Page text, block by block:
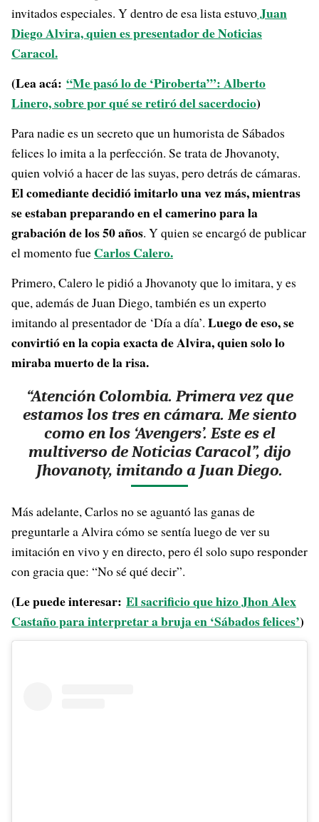
invitados especiales. Y dentro de esa lista estuvoJuan
Diego Alvira, quien es presentador de Noticias
Caracol.
(Lea acá: “Me pasó lo de ‘Piroberta’”: Alberto
Linero, sobre por qué se retiró del sacerdocio)
Para nadie es un secreto que un humorista de Sábados
felices lo imita a la perfección. Se trata de Jhovanoty,
quien volvió a hacer de las suyas, pero detrás de cámaras.
El comediante decidió imitarlo una vez más, mientras
se estaban preparando en el camerino para la
grabación de los 50 años. Y quien se encargó de publicar
el momento fue Carlos Calero.
Primero, Calero le pidió a Jhovanoty que lo imitara, y es
que, además de Juan Diego, también es un experto
imitando al presentador de ‘Día a día’. Luego de eso, se
convirtió en la copia exacta de Alvira, quien solo lo
miraba muerto de la risa.
“Atención Colombia. Primera vez que
estamos los tres en cámara. Me siento
como en los ‘Avengers’. Este es el
multiverso de Noticias Caracol”, dijo
Jhovanoty, imitando a Juan Diego.
Más adelante, Carlos no se aguantó las ganas de
preguntarle a Alvira cómo se sentía luego de ver su
imitación en vivo y en directo, pero él solo supo responder
con gracia que: “No sé qué decir”.
(Le puede interesar: El sacrificio que hizo Jhon Alex
Castaño para interpretar a bruja en ‘Sábados felices’)